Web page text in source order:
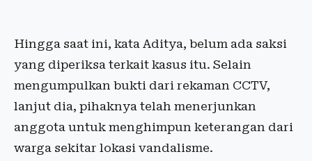
Hingga saat ini, kata Aditya, belum ada saksi
yang diperiksa terkait kasus itu. Selain
mengumpulkan bukti dari rekaman CCTV,
lanjut dia, pihaknya telah menerjunkan
anggota untuk menghimpun keterangan dari
warga sekitar lokasi vandalisme.